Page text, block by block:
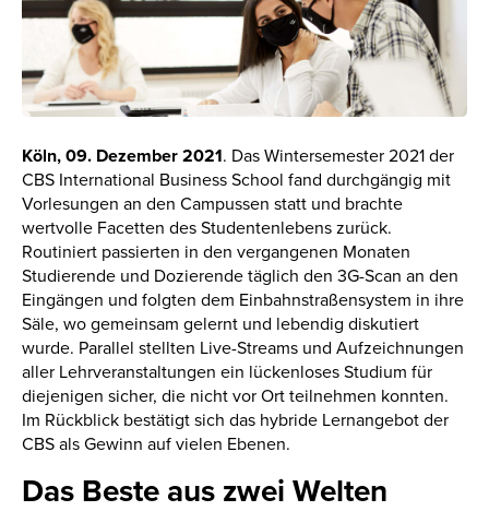
Köln, 09. Dezember 2021. Das Wintersemester 2021 der
CBS International Business School fand durchgängig mit
Vorlesungen an den Campussen statt und brachte
wertvolle Facetten des Studentenlebens zurück.
Routiniert passierten in den vergangenen Monaten
Studierende und Dozierende täglich den 3G-Scan an den
Eingängen und folgten dem Einbahnstraßensystem in ihre
Säle, wo gemeinsam gelernt und lebendig diskutiert
wurde. Parallel stellten Live-Streams und Aufzeichnungen
aller Lehrveranstaltungen ein lückenloses Studium für
diejenigen sicher, die nicht vor Ort teilnehmen konnten.
Im Rückblick bestätigt sich das hybride Lernangebot der
CBS als Gewinn auf vielen Ebenen.
Das Beste aus zwei Welten